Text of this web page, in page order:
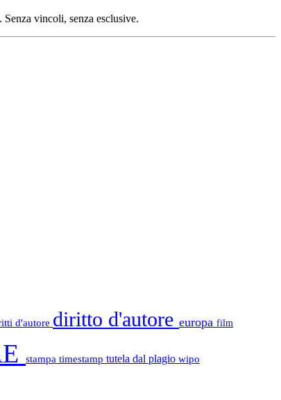
vincoli, senza esclusive.
d'autore diritto d'autore europa film
stampa timestamp tutela dal plagio wipo